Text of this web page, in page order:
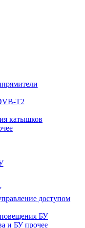
T2
катышков
доступом
БУ
и БУ прочее